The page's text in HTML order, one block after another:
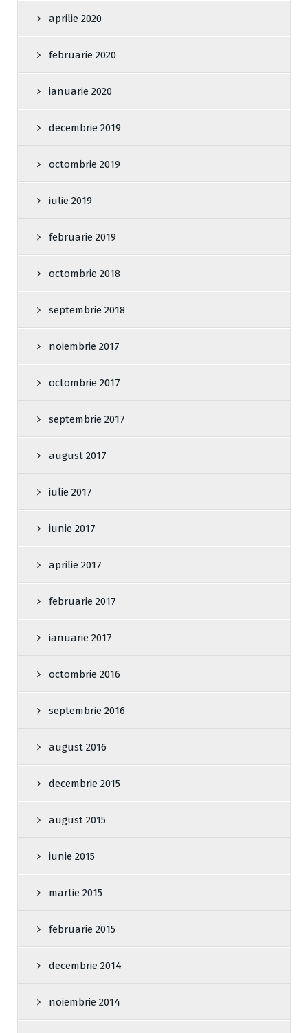
aprilie 2020
februarie 2020
ianuarie 2020
decembrie 2019
octombrie 2019
iulie 2019
februarie 2019
octombrie 2018
septembrie 2018
noiembrie 2017
octombrie 2017
septembrie 2017
august 2017
iulie 2017
iunie 2017
aprilie 2017
februarie 2017
ianuarie 2017
octombrie 2016
septembrie 2016
august 2016
decembrie 2015
august 2015
iunie 2015
martie 2015
februarie 2015
decembrie 2014
noiembrie 2014